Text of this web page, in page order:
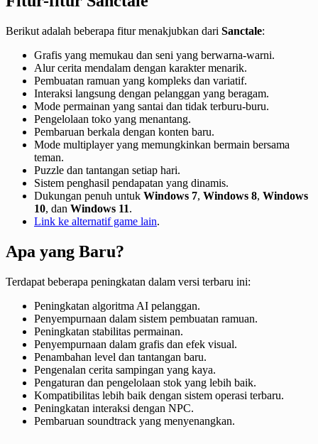
Berikut adalah beberapa fitur menakjubkan dari Sanctale:
Grafis yang memukau dan seni yang berwarna-warni.
Alur cerita mendalam dengan karakter menarik.
Pembuatan ramuan yang kompleks dan variatif.
Interaksi langsung dengan pelanggan yang beragam.
Mode permainan yang santai dan tidak terburu-buru.
Pengelolaan toko yang menantang.
Pembaruan berkala dengan konten baru.
Mode multiplayer yang memungkinkan bermain bersama
teman.
Puzzle dan tantangan setiap hari.
Sistem penghasil pendapatan yang dinamis.
Dukungan penuh untuk Windows 7, Windows 8, Windows
10, dan Windows 11.
Link ke alternatif game lain.
Apa yang Baru?
Terdapat beberapa peningkatan dalam versi terbaru ini:
Peningkatan algoritma AI pelanggan.
Penyempurnaan dalam sistem pembuatan ramuan.
Peningkatan stabilitas permainan.
Penyempurnaan dalam grafis dan efek visual.
Penambahan level dan tantangan baru.
Pengenalan cerita sampingan yang kaya.
Pengaturan dan pengelolaan stok yang lebih baik.
Kompatibilitas lebih baik dengan sistem operasi terbaru.
Peningkatan interaksi dengan NPC.
Pembaruan soundtrack yang menyenangkan.